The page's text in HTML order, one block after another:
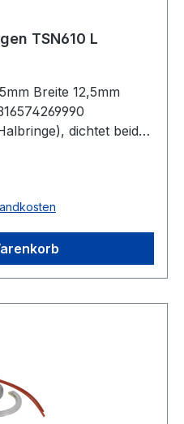
SKF Gehäusedichtungen TSN610 L
Breite 12,5mm
dichtet beide